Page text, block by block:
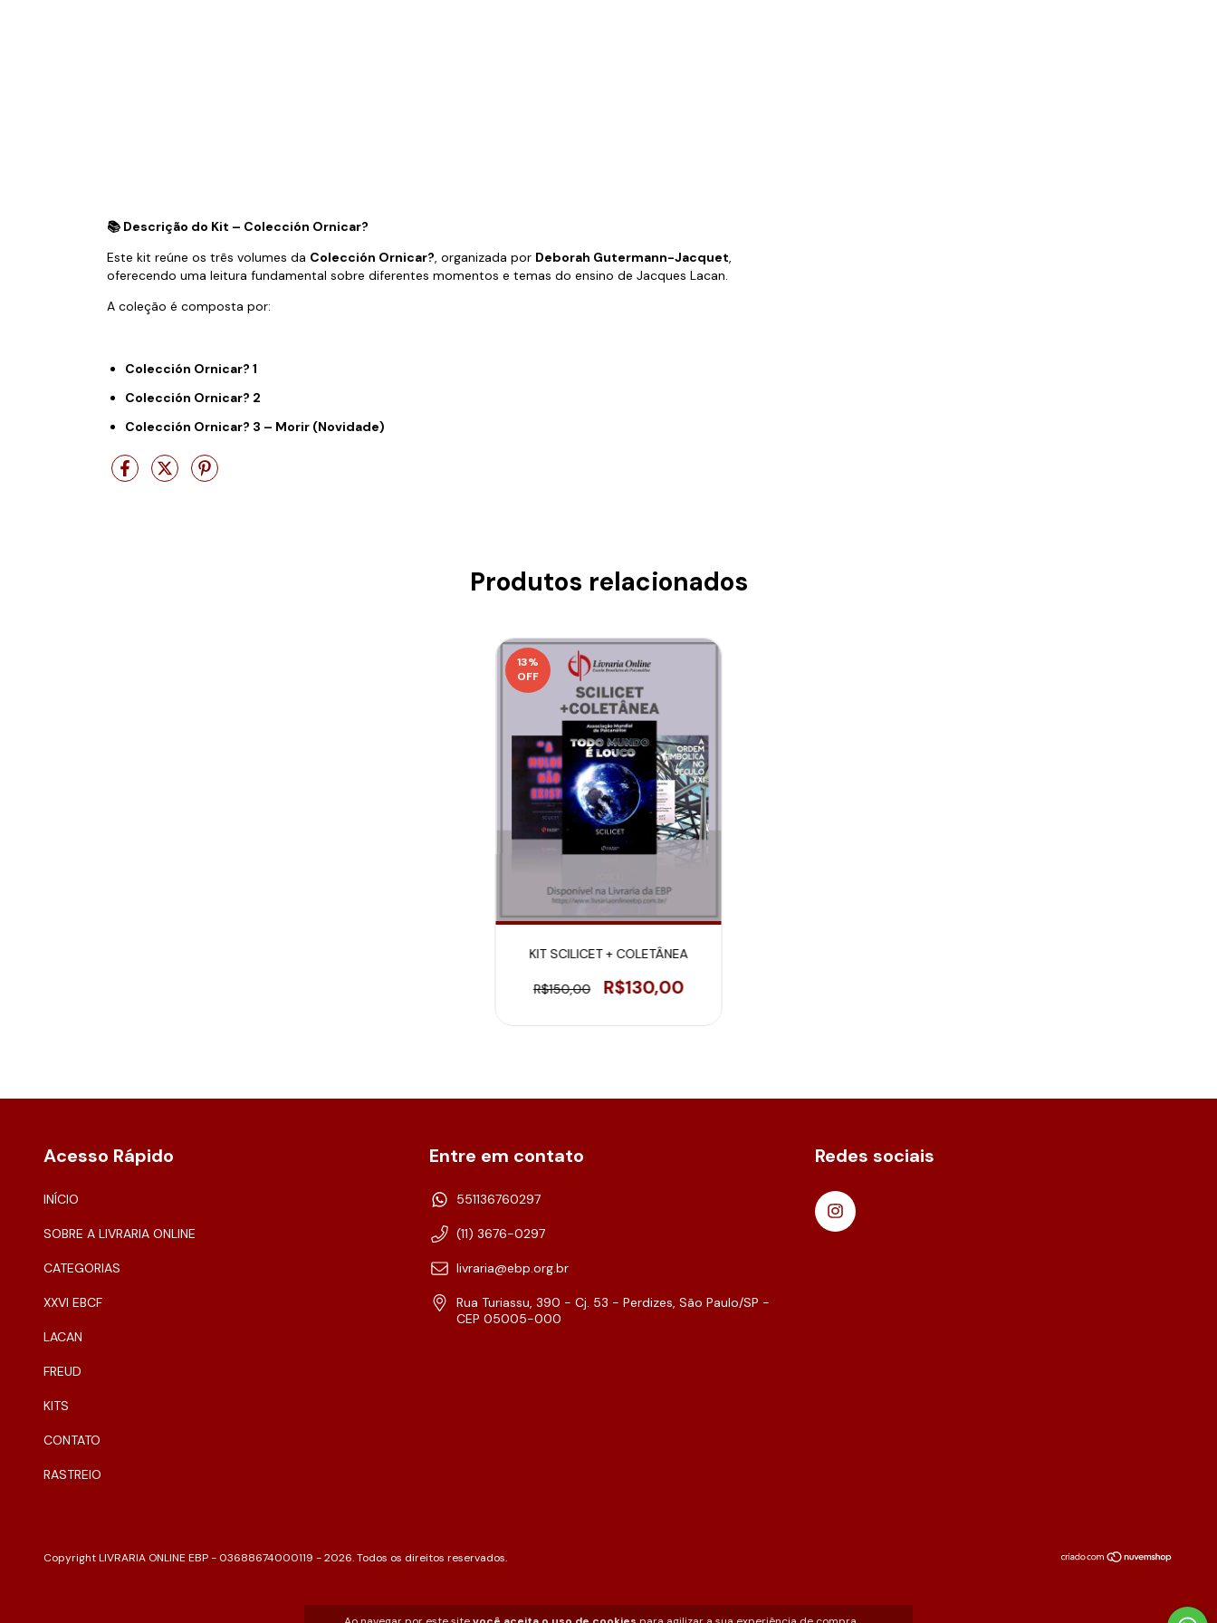
📚 Descrição do Kit – Colección Ornicar?
Este kit reúne os três volumes da Colección Ornicar?, organizada por Deborah Gutermann-Jacquet,
oferecendo uma leitura fundamental sobre diferentes momentos e temas do ensino de Jacques Lacan.
A coleção é composta por:
Colección Ornicar? 1
Colección Ornicar? 2
Colección Ornicar? 3 – Morir (Novidade)
Produtos relacionados
13%
OFF
KIT SCILICET + COLETÂNEA
R$150,00 R$130,00
Acesso Rápido
INÍCIO
SOBRE A LIVRARIA ONLINE
CATEGORIAS
XXVI EBCF
LACAN
FREUD
KITS
CONTATO
RASTREIO
Entre em contato
551136760297
(11) 3676-0297
livraria@ebp.org.br
Rua Turiassu, 390 - Cj. 53 - Perdizes, São Paulo/SP -
CEP 05005-000
Redes sociais
Copyright LIVRARIA ONLINE EBP - 03688674000119 - 2026. Todos os direitos reservados.